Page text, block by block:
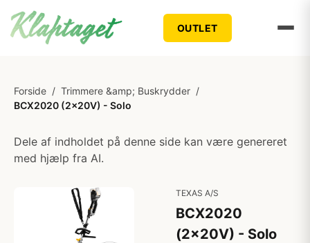
OUTLET
Forside / Trimmere &amp; Buskrydder /
BCX2020 (2x20V) - Solo
Dele af indholdet på denne side kan være genereret
med hjælp fra AI.
TEXAS A/S
BCX2020
(2x20V) - Solo